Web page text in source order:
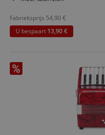
Fabrieksprijs 54,90 €
U bespaart 13,90 €